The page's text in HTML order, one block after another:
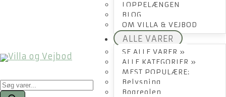
Products
search
LOPPELÆNGEN
BLOG
OM VILLA & VEJBOD
ALLE VARER
SE ALLE VARER »
ALLE KATEGORIER »
MEST POPULÆRE:
Belysning
Bogreolen